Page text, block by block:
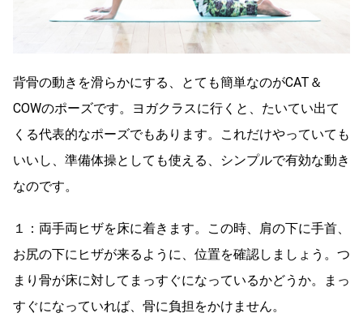
背骨の動きを滑らかにする、とても簡単なのがCAT＆
COWのポーズです。ヨガクラスに行くと、たいてい出て
くる代表的なポーズでもあります。これだけやっていても
いいし、準備体操としても使える、シンプルで有効な動き
なのです。
１：両手両ヒザを床に着きます。この時、肩の下に手首、
お尻の下にヒザが来るように、位置を確認しましょう。つ
まり骨が床に対してまっすぐになっているかどうか。まっ
すぐになっていれば、骨に負担をかけません。